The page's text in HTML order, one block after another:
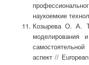
наукоемкие
Козырева О. А.
моделирования
аспект //